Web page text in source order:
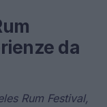
da
Rum Festival,